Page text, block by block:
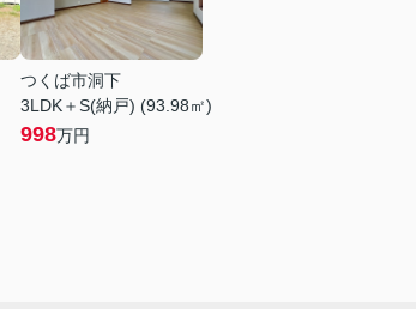
つくば市洞下
3LDK＋S(納戸) (93.98㎡)
998万円